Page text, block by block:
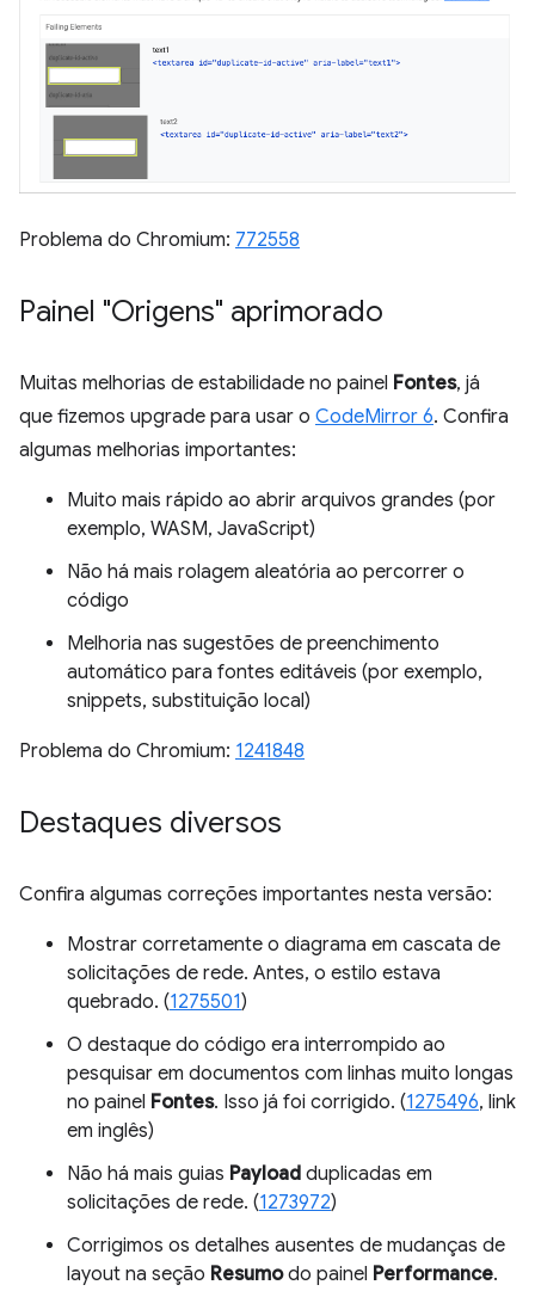
Problema do Chromium: 772558
Painel "Origens" aprimorado
Muitas melhorias de estabilidade no painel Fontes, já
que fizemos upgrade para usar o CodeMirror 6. Confira
algumas melhorias importantes:
Muito mais rápido ao abrir arquivos grandes (por
exemplo, WASM, JavaScript)
Não há mais rolagem aleatória ao percorrer o
código
Melhoria nas sugestões de preenchimento
automático para fontes editáveis (por exemplo,
snippets, substituição local)
Problema do Chromium: 1241848
Destaques diversos
Confira algumas correções importantes nesta versão:
Mostrar corretamente o diagrama em cascata de
solicitações de rede. Antes, o estilo estava
quebrado. (1275501)
O destaque do código era interrompido ao
pesquisar em documentos com linhas muito longas
no painel Fontes. Isso já foi corrigido. (1275496, link
em inglês)
Não há mais guias Payload duplicadas em
solicitações de rede. (1273972)
Corrigimos os detalhes ausentes de mudanças de
layout na seção Resumodo painel Performance.